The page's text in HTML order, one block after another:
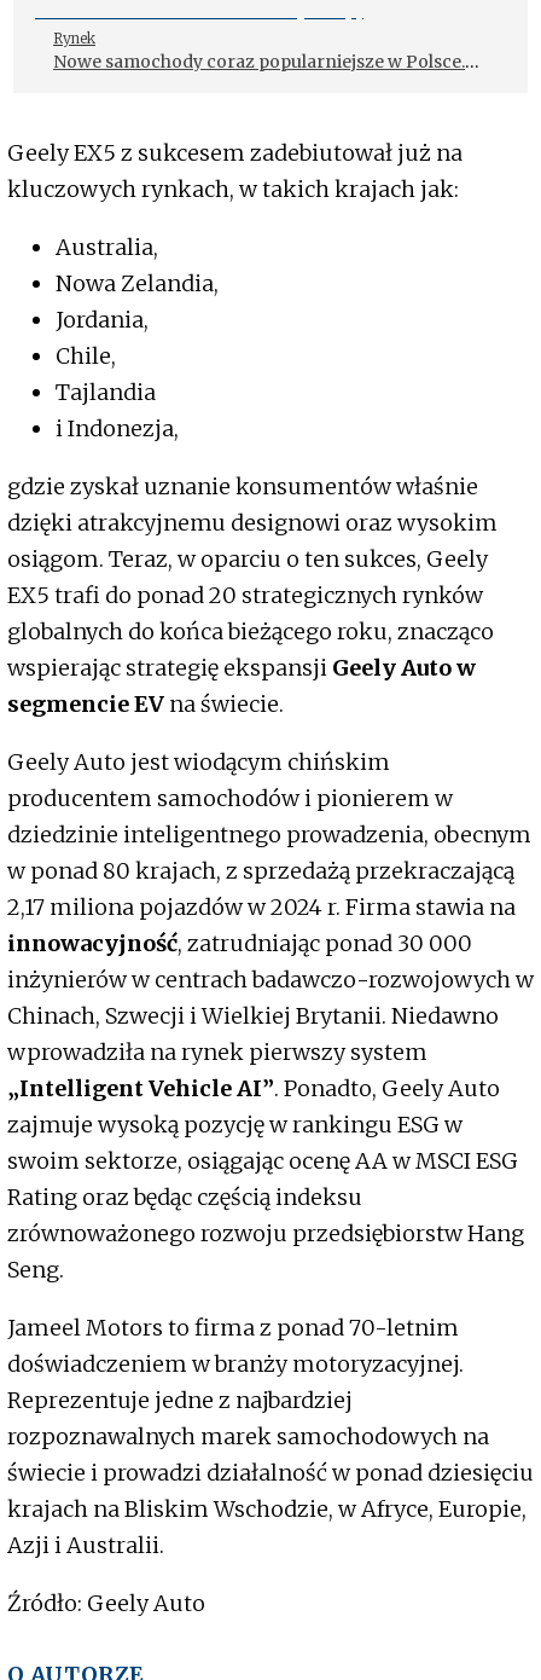
Rynek
Nowe samochody coraz popularniejsze w Polsce.
Geely EX5 z sukcesem zadebiutował już na
kluczowych rynkach, w takich krajach jak:
Australia,
Nowa Zelandia,
Jordania,
Chile,
Tajlandia
i Indonezja,
gdzie zyskał uznanie konsumentów właśnie
dzięki atrakcyjnemu designowi oraz wysokim
osiągom. Teraz, w oparciu o ten sukces, Geely
EX5 trafi do ponad 20 strategicznych rynków
globalnych do końca bieżącego roku, znacząco
wspierając strategię ekspansji Geely Auto w
segmencie EV na świecie.
Geely Auto jest wiodącym chińskim
producentem samochodów i pionierem w
dziedzinie inteligentnego prowadzenia, obecnym
w ponad 80 krajach, z sprzedażą przekraczającą
2,17 miliona pojazdów w 2024 r. Firma stawia na
innowacyjność, zatrudniając ponad 30 000
inżynierów w centrach badawczo-rozwojowych w
Chinach, Szwecji i Wielkiej Brytanii. Niedawno
wprowadziła na rynek pierwszy system
„Intelligent Vehicle AI”. Ponadto, Geely Auto
zajmuje wysoką pozycję w rankingu ESG w
swoim sektorze, osiągając ocenę AA w MSCI ESG
Rating oraz będąc częścią indeksu
zrównoważonego rozwoju przedsiębiorstw Hang
Seng.
Jameel Motors to firma z ponad 70-letnim
doświadczeniem w branży motoryzacyjnej.
Reprezentuje jedne z najbardziej
rozpoznawalnych marek samochodowych na
świecie i prowadzi działalność w ponad dziesięciu
krajach na Bliskim Wschodzie, w Afryce, Europie,
Azji i Australii.
Źródło: Geely Auto